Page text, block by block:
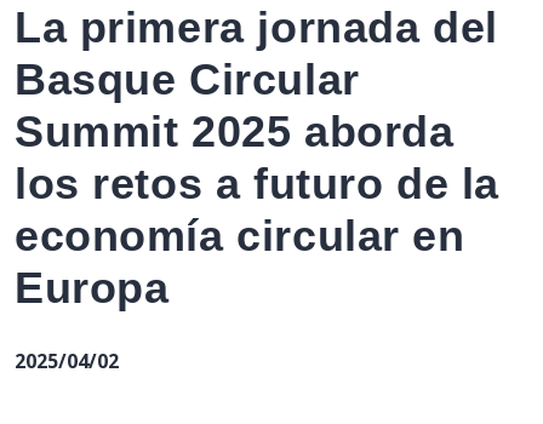
La primera jornada del
Basque Circular
Summit 2025 aborda
los retos a futuro de la
economía circular en
Europa
2025/04/02